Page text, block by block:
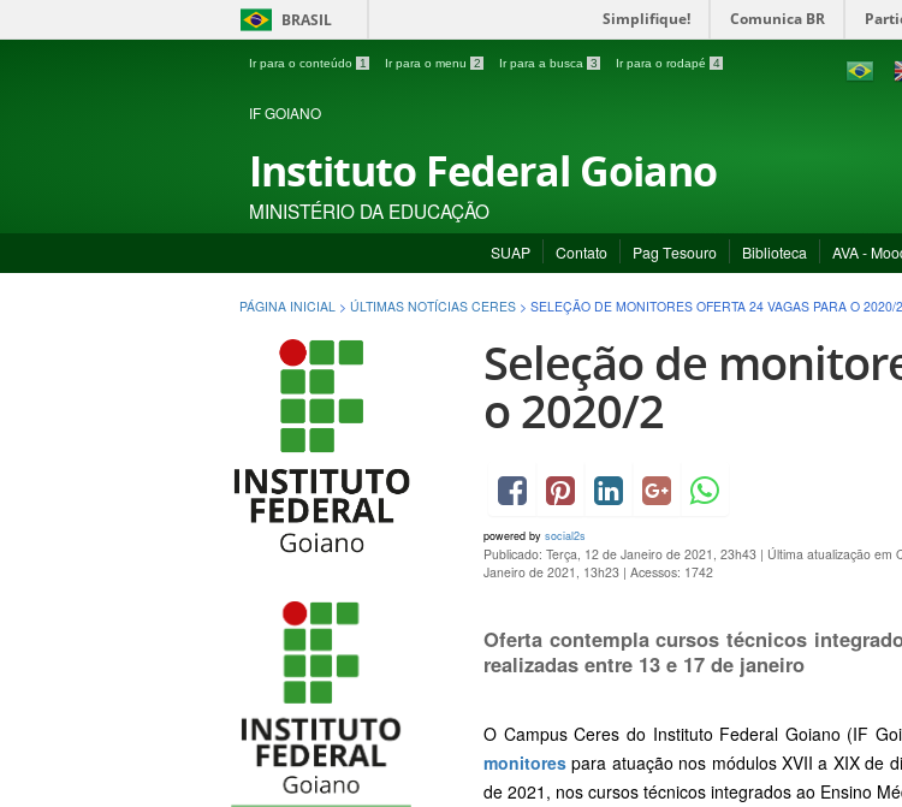
BRASIL Simplifique! Comunica BR
Ir para o conteúdo 1 Ir para o menu 2 Ir para a busca 3 Ir para o rodapé 4
IF GOIANO
Instituto Federal Goiano
MINISTÉRIO DA EDUCAÇÃO
SUAP Contato Pag Tesouro Biblioteca AVA -
PÁGINA INICIAL > ÚLTIMAS NOTÍCIAS CERES > SELEÇÃO DE MONITORES OFERTA 24 VAGAS PARA O 2020/2
Seleção de
o 2020/2
powered by social2s
Publicado: Terça, 12 de Janeiro de 2021, 23h43 | Última atualização em
Janeiro de 2021, 13h23 | Acessos: 1742
Oferta contempla cursos técnicos
realizadas entre 13 e 17 de janeiro
O Campus Ceres do Instituto Federal Goiano (IF
monitores para atuação nos módulos XVII a XIX de
de 2021, nos cursos técnicos integrados ao Ensino